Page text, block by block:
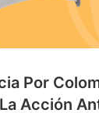
Por
Acción